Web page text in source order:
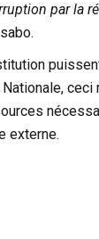
par la
ceci
externe.